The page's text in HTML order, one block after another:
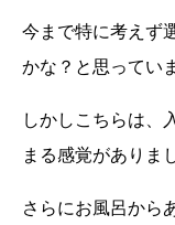
今まで特に考えず
かな？ と思ってい
しかしこちらは、
まる感覚がありま
さらにお風呂から